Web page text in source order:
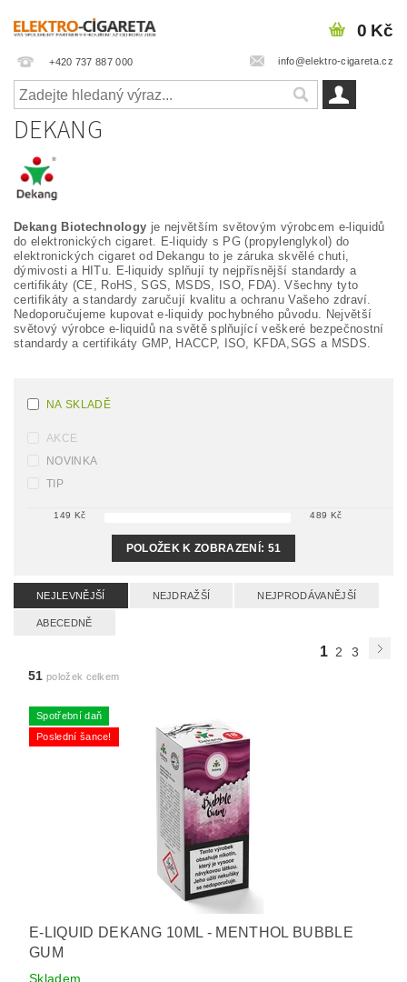
+420 737 887 000 info@elektro-cigareta.cz
0 Kč
DEKANG
Dekang Biotechnology je největším světovým výrobcem e-liquidů
do elektronických cigaret. E-liquidy s PG (propylenglykol) do
elektronických cigaret od Dekangu to je záruka skvělé chuti,
dýmivosti a HITu. E-liquidy splňují ty nejpřísnější standardy a
certifikáty (CE, RoHS, SGS, MSDS, ISO, FDA). Všechny tyto
certifikáty a standardy zaručují kvalitu a ochranu Vašeho zdraví.
Nedoporučujeme kupovat e-liquidy pochybného původu. Největší
světový výrobce e-liquidů na světě splňující veškeré bezpečnostní
standardy a certifikáty GMP, HACCP, ISO, KFDA,SGS a MSDS.
NA SKLADĚ
AKCE
NOVINKA
TIP
149 Kč 489 Kč
POLOŽEK K ZOBRAZENÍ: 51
NEJLEVNĚJŠÍ NEJDRAŽŠÍ NEJPRODÁVANĚJŠÍ
ABECEDNĚ
1 2
3
51 položek celkem
Spotřební daň
Poslední šance!
E-LIQUID DEKANG 10ML - MENTHOL BUBBLE
GUM
Skladem